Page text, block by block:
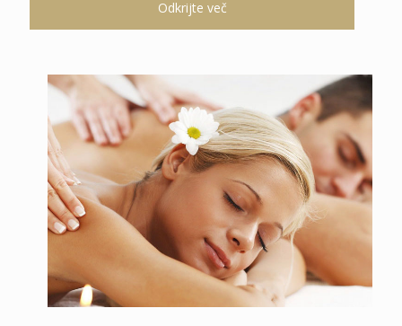
Odkrijte več